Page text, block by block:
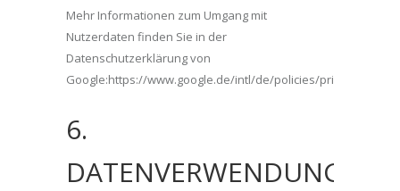
Mehr Informationen zum Umgang mit
Nutzerdaten finden Sie in der
Datenschutzerklärung von
Google:https://www.google.de/intl/de/policies/privacy/.
6.
DATENVERWENDUNG